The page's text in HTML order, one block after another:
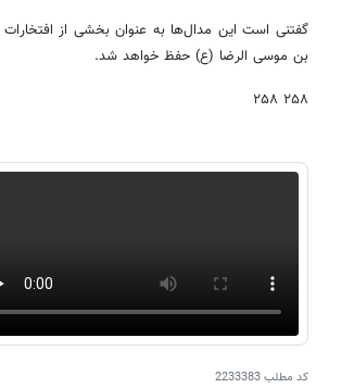
گفتنی است این مدال‌ها به عنوان بخشی از
بن موسی الرضا (ع) حفظ خواهد شد.
۲۵۸ ۲۵۸
کد مطلب2233383